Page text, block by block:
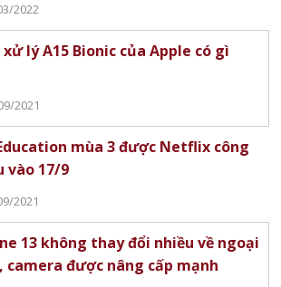
2022
xử lý A15 Bionic của Apple có gì
2021
mùa 3 được Netflix công
vào 17/9
2021
13 không thay đổi nhiều về ngoại
camera được nâng cấp mạnh